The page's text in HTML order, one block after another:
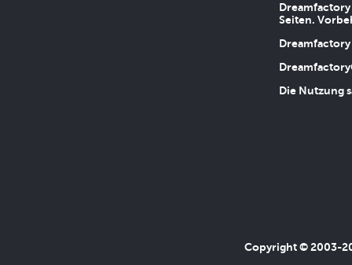
Seiten.
Die Nutzung
Copyright © 2003-